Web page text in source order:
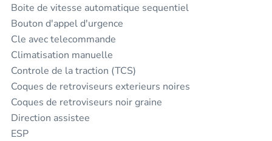
Boite de vitesse automatique sequentiel
Bouton d'appel d'urgence
Cle avec telecommande
Climatisation manuelle
Controle de la traction (TCS)
Coques de retroviseurs exterieurs noires
Coques de retroviseurs noir graine
Direction assistee
ESP